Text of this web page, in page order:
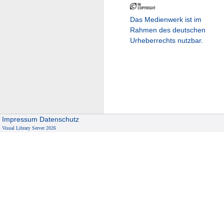
Das Medienwerk ist im
Rahmen des deutschen
Urheberrechts nutzbar.
Impressum Datenschutz
Visual Library Server 2026